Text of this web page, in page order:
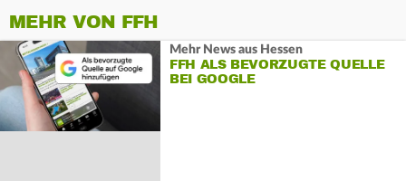
MEHR VON FFH
Mehr News aus Hessen
FFH ALS BEVORZUGTE QUELLE
BEI GOOGLE